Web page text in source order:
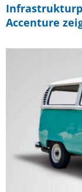
Accenture